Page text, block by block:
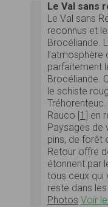
Le Val sans
Le Val sans
reconnus et
Brocéliande.
parfaitement
Brocéliande.
le schiste
Rauco [ 1
]
Paysages de
pins, de forêt
Retour offre
étonnent par
tous ceux qui
reste dans
Photos Voir